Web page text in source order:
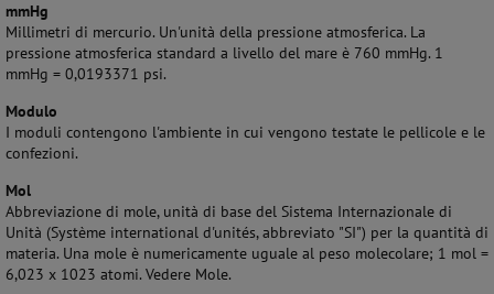
mmHg
Millimetri di mercurio. Un'unità della pressione atmosferica. La
pressione atmosferica standard a livello del mare è 760 mmHg. 1
mmHg = 0,0193371 psi.
Modulo
I moduli contengono l'ambiente in cui vengono testate le pellicole e le
confezioni.
Mol
Abbreviazione di mole, unità di base del Sistema Internazionale di
Unità (Système international d'unités, abbreviato "SI") per la quantità di
materia. Una mole è numericamente uguale al peso molecolare; 1 mol =
6,023 x 1023 atomi. Vedere Mole.